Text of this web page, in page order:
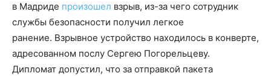
в Мадриде произошел взрыв, из-за чего сотрудник
службы безопасности получил легкое
ранение. Взрывное устройство находилось в конверте,
адресованном послу Сергею Погорельцеву.
Дипломат допустил, что за отправкой пакета